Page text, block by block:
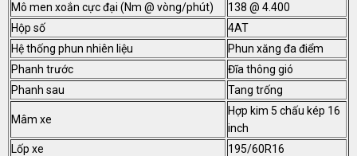
Mô men xoắn cực đại (Nm @ vòng/phút)
138 @ 4.400
Hộp số
4AT
Hệ thống phun nhiên liệu
Phun xăng đa điểm
Phanh trước
Đĩa thông gió
Phanh sau
Tang trống
Mâm xe
Hợp kim 5 chấu kép 16
inch
Lốp xe
195/60R16